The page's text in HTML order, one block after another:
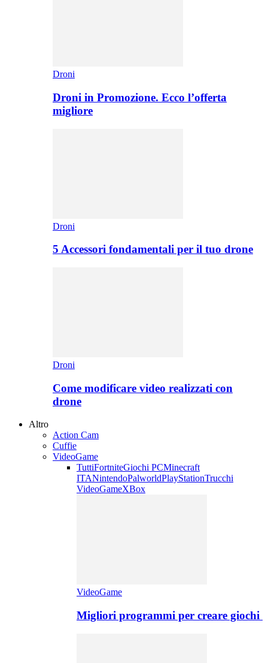
Droni
Droni in Promozione. Ecco l’offerta
migliore
Droni
5 Accessori fondamentali per il tuo drone
Droni
Come modificare video realizzati con
drone
Altro
Action Cam
Cuffie
VideoGame
TuttiFortniteGiochi PCMinecraft
ITANintendoPalworldPlayStationTrucchi
VideoGameXBox
VideoGame
Migliori programmi per creare giochi